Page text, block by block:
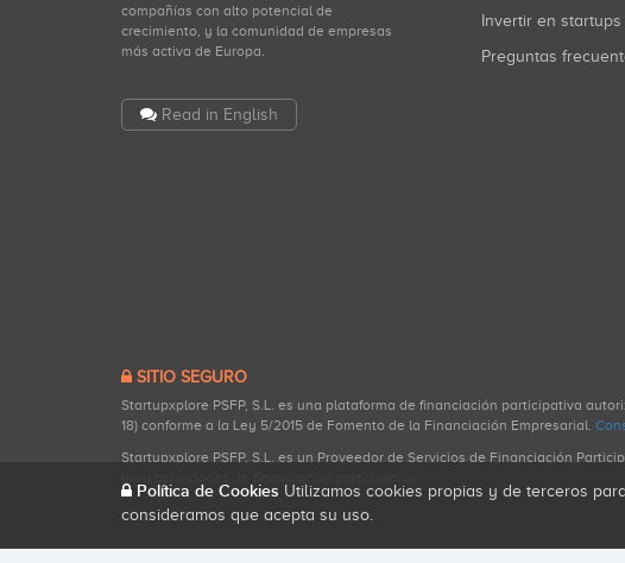
compañías con alto potencial de
crecimiento, y la comunidad de empresas
más activa de Europa.
Read in English
Invertir en startups
Preguntas
SITIO SEGURO
Startupxplore PSFP, S.L. es una plataforma de financiación participativa
18) conforme a la Ley 5/2015 de Fomento de la Financiación Empresarial.
Startupxplore PSFP, S.L. es un Proveedor de Servicios de Financiación
Política de Cookies Utilizamos cookies propias y de terceros
consideramos que acepta su uso.